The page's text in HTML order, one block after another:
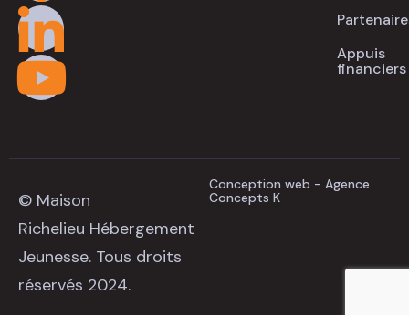
Appuis
financiers
© Maison
Richelieu Hébergement
Jeunesse. Tous droits
réservés 2024.
Conception web - Agence
Concepts K